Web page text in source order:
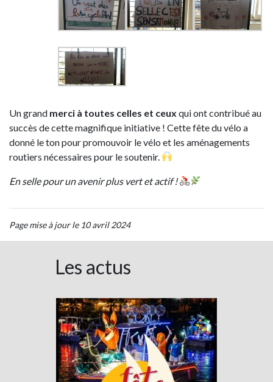
Un grand merci à toutes celles et ceux qui ont contribué au
succès de cette magnifique initiative ! Cette fête du vélo a
donné le ton pour promouvoir le vélo et les aménagements
routiers nécessaires pour le soutenir.
En selle pour un avenir plus vert et actif !
Page mise à jour le 10 avril 2024
Les actus